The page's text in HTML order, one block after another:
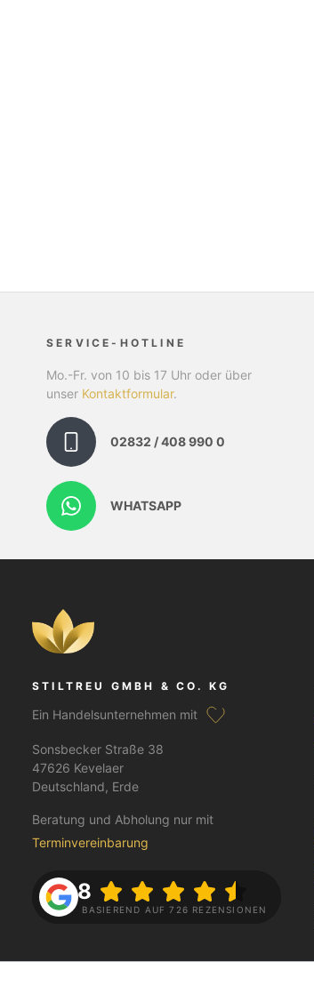
SERVICE-HOTLINE
Mo.-Fr. von 10 bis 17 Uhr oder über
unser Kontaktformular.
02832 / 408 990 0
WHATSAPP
STILTREU GMBH & CO. KG
Ein Handelsunternehmen mit
Sonsbecker Straße 38
47626 Kevelaer
Deutschland, Erde
Beratung und Abholung nur mit
Terminvereinbarung
4.8
BASIEREND AUF 726 REZENSIONEN
FOLGE UNS AUF